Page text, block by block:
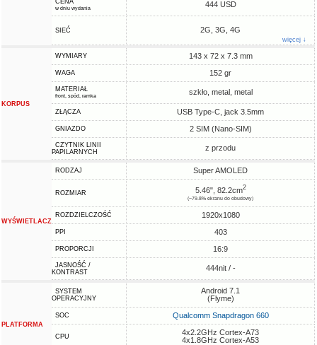
CENA
w dniu wydania 444 USD
SIEĆ 2G, 3G, 4G
więcej ↓
KORPUS
WYMIARY 143 x 72 x 7.3 mm
WAGA 152 gr
MATERIAŁ
front, spód, ramka szkło, metal, metal
ZŁĄCZA USB Type-C, jack 3.5mm
GNIAZDO 2 SIM (Nano-SIM)
CZYTNIK LINII
PAPILARNYCH
z przodu
WYŚWIETLACZ
RODZAJ Super AMOLED
ROZMIAR 5.46", 82.2cm2
(~79.8% ekranu do obudowy)
ROZDZIELCZOŚĆ 1920x1080
PPI 403
PROPORCJI 16:9
JASNOŚĆ /
KONTRAST
444nit / -
PLATFORMA
SYSTEM
OPERACYJNY
Android 7.1
(Flyme)
SOC Qualcomm Snapdragon 660
CPU
4x2.2GHz Cortex-A73
4x1.8GHz Cortex-A53